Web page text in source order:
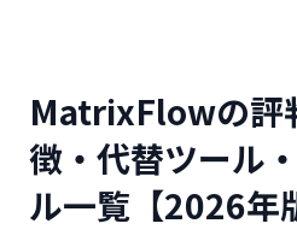
MatrixFlowの評
徴・代替ツール
ル一覧【2026年